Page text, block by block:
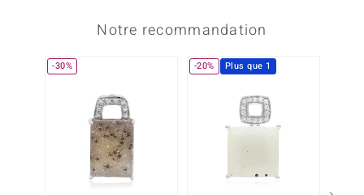
Notre recommandation
-30% -20% Plus que 1